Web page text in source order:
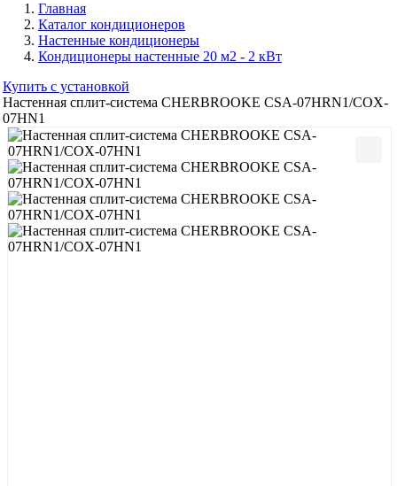
Главная
Каталог кондиционеров
Настенные кондиционеры
Кондиционеры настенные 20 м2 - 2 кВт
Купить с установкой
Настенная сплит-система CHERBROOKE CSA-07HRN1/COX-
07HN1